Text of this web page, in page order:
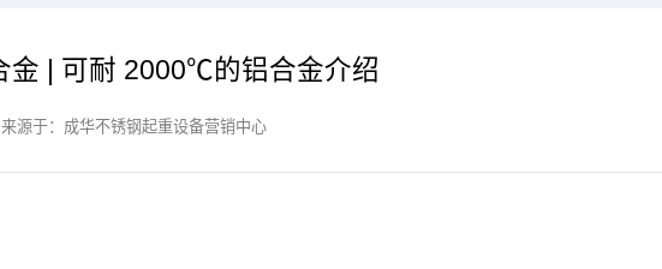
| 可耐 2000℃的铝合金介绍
来源于：成华不锈钢起重设备营销中心